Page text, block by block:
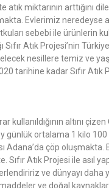
miktarının arttığını
Evlerimiz neredeyse
sebebi ile ürünlerin
Sıfır Atık Projesi’nin
nesillere temiz ve
tarihine kadar Sıfır Atık
kullanıldığının altını
günlük ortalama 1 kilo
Adana’da çöp oluşmakta.
Sıfır Atık Projesi ile asıl
ve dünyayı daha
ve doğal